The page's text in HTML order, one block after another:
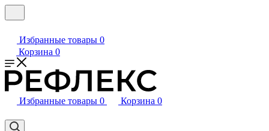
Избранные товары 0
Корзина 0
Избранные товары 0 Корзина 0